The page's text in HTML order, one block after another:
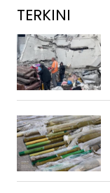
TERKINI